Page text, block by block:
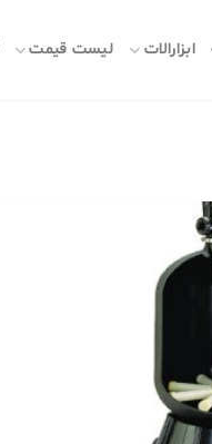
ابزارالات لیست قیمت